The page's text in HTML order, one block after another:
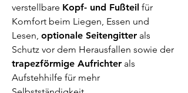
verstellbare Kopf- und Fußteil für
Komfort beim Liegen, Essen und
Lesen, optionale Seitengitter als
Schutz vor dem Herausfallen sowie der
trapezförmige Aufrichter als
Aufstehhilfe für mehr